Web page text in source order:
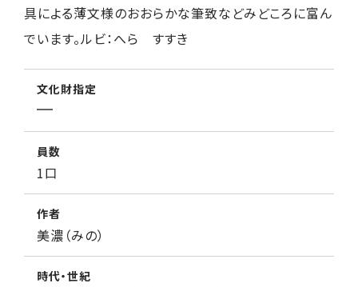
具による薄文様のおおらかな筆致などみどころに富ん
でいます。ルビ：へら すすき
文化財指定
員数
1口
作者
美濃（みの）
時代・世紀